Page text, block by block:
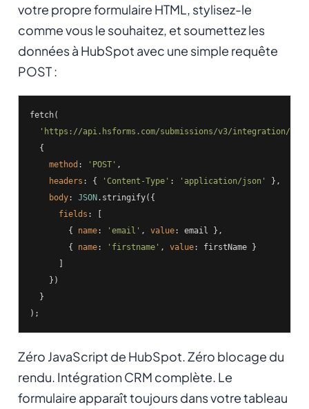
votre propre formulaire HTML, stylisez-le
comme vous le souhaitez, et soumettez les
données à HubSpot avec une simple requête
POST :
fetch(
'https://api.hsforms.com/submissions/v3/integration/submit/
  {
method : 'POST' ,
headers : { 'Content-Type' : 'application/json'
},
body: JSON .stringify({
fields : [
        {
name: 'email' , value: email },
        {
name: 'firstname' , value: firstName }
    })
  }
);
Zéro JavaScript de HubSpot. Zéro blocage du
rendu. Intégration CRM complète. Le
formulaire apparaît toujours dans votre tableau